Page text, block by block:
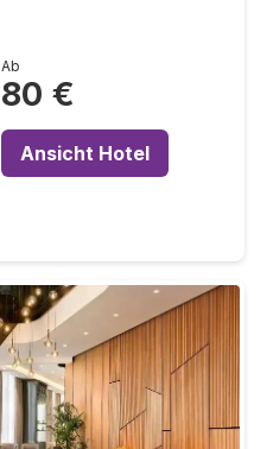
Ab
80 €
Ansicht Hotel